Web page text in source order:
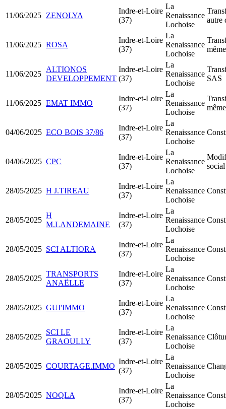
11/06/2025 ZENOLYA
Indre-et-Loire
(37)
La
Renaissance
Lochoise
autre
11/06/2025 ROSA
Indre-et-Loire
(37)
La
Renaissance
Lochoise
11/06/2025
ALTIONOS
DEVELOPPEMENT
Indre-et-Loire
(37)
La
Renaissance
Lochoise
SAS
11/06/2025 EMAT IMMO
Indre-et-Loire
(37)
La
Renaissance
Lochoise
04/06/2025 ECO BOIS 37/86
Indre-et-Loire
(37)
La
Renaissance
Lochoise
04/06/2025 CPC
Indre-et-Loire
(37)
La
Renaissance
Lochoise
social
28/05/2025 H J.TIREAU
Indre-et-Loire
(37)
La
Renaissance
Lochoise
28/05/2025
H
M.LANDEMAINE
Indre-et-Loire
(37)
La
Renaissance
Lochoise
28/05/2025 SCI ALTIORA
Indre-et-Loire
(37)
La
Renaissance
Lochoise
28/05/2025
TRANSPORTS
ANAËLLE
Indre-et-Loire
(37)
La
Renaissance
Lochoise
28/05/2025 GUI'IMMO
Indre-et-Loire
(37)
La
Renaissance
Lochoise
28/05/2025
SCI LE
GRAOULLY
Indre-et-Loire
(37)
La
Renaissance
Lochoise
28/05/2025 COURTAGE.IMMO
Indre-et-Loire
(37)
La
Renaissance
Lochoise
28/05/2025 NOQLA
Indre-et-Loire
(37)
La
Renaissance
Lochoise